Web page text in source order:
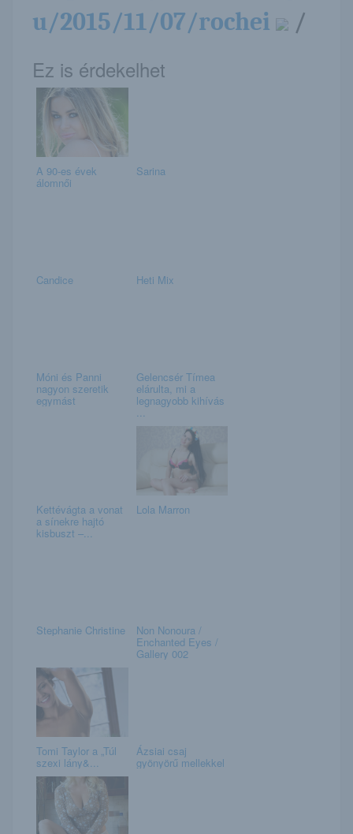
u/2015/11/07/rochei
/
Ez is érdekelhet
A 90-es évek
álomnői
Sarina
Candice Heti Mix
Móni és Panni
nagyon szeretik
egymást
Gelencsér Tímea
elárulta, mi a
legnagyobb kihívás
...
Kettévágta a vonat
a sínekre hajtó
kisbuszt –...
Lola Marron
Stephanie Christine Non Nonoura /
Enchanted Eyes /
Gallery 002
Tomi Taylor a „Túl
szexi lány&...
Ázsiai csaj
gyönyörű mellekkel